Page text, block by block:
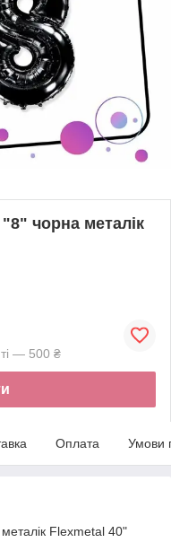
чорна металік
— 500 ₴
Оплата Умови
Flexmetal 40"